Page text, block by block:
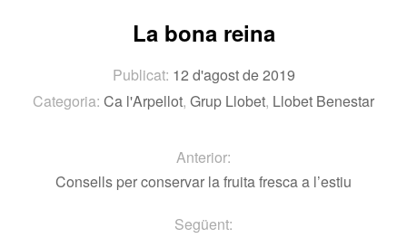
La bona reina
Publicat: 12 d'agost de 2019
Categoria: Ca l'Arpellot, Grup Llobet, Llobet Benestar
Anterior:
Consells per conservar la fruita fresca a l’estiu
Següent: